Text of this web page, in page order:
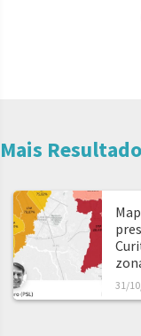
Mais
31/